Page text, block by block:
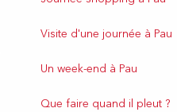
Visite d'une journée à Pau
Un week-end à Pau
Que faire quand il pleut ?
(train, car)